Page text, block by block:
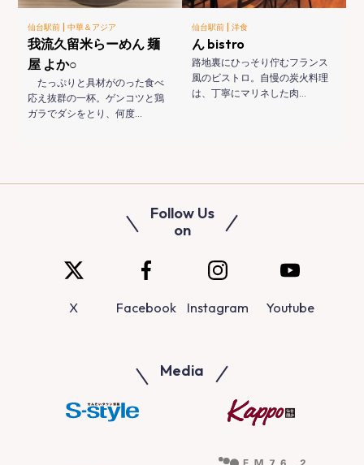
仙台駅前 |中華＆アジア
我流久留米らーめん 麺
屋 よか○
たっぷりと具材がのった食べ
応え抜群の一杯。ゲンコツと鶏
ガラでダシをとり、何度…
仙台駅前 | 洋食
ん bistro
路地裏にひっそり佇むフランス
風のビストロ。自慢の炭火料理
は、丁寧にマリネした肉…
Follow Us
on
X Facebook Instagram Youtube
Media